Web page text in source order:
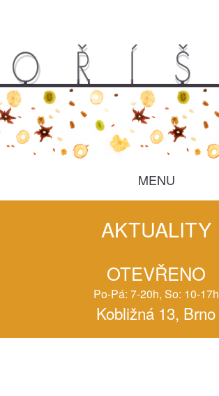
MENU
AKTUALITY
OTEVŘENO
Po-Pá: 7-20h, So: 10-17h
Kobližná 13, Brno